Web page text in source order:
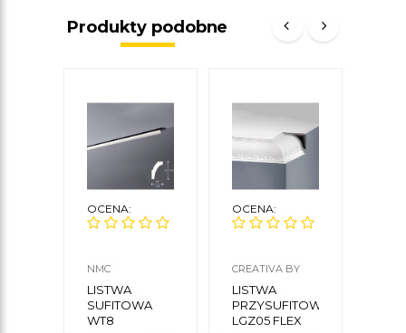
Produkty podobne
OCENA:
NMC
LISTWA
SUFITOWA
WT8
OCENA:
CREATIVA BY
CEZAR
LISTWA
PRZYSUFITOWA
LGZ05 FLEX